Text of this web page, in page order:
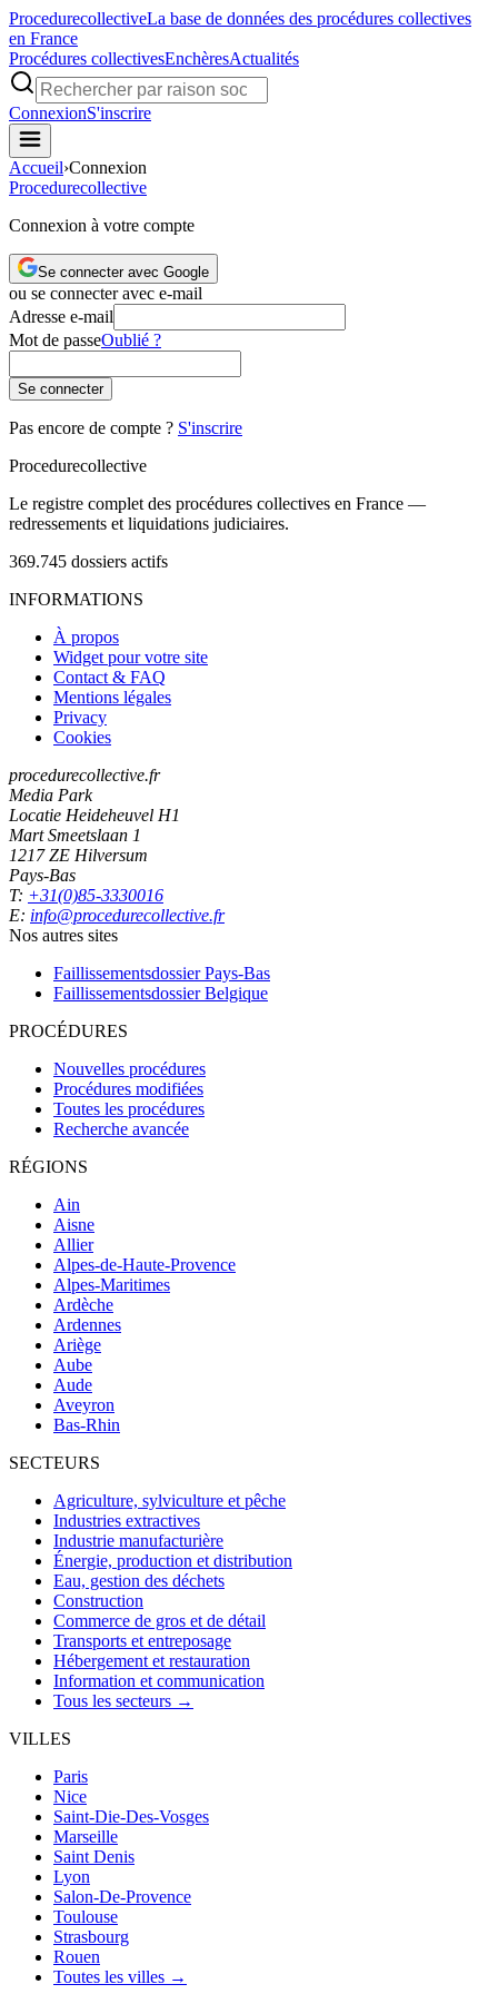
ProcedurecollectiveLa base de données des procédures collectives
en France
Procédures collectivesEnchèresActualités
ConnexionS'inscrire
Accueil›Connexion
Procedurecollective
Connexion à votre compte
Se connecter avec Google
ou se connecter avec e-mail
Adresse e-mail
Mot de passeOublié ?
Se connecter
Pas encore de compte ? S'inscrire
Procedurecollective
Le registre complet des procédures collectives en France —
redressements et liquidations judiciaires.
369.745 dossiers actifs
INFORMATIONS
À propos
Widget pour votre site
Contact & FAQ
Mentions légales
Privacy
Cookies
procedurecollective.fr
Media Park
Locatie Heideheuvel H1
Mart Smeetslaan 1
1217 ZE Hilversum
Pays-Bas
T: +31(0)85-3330016
E: info@procedurecollective.fr
Nos autres sites
Faillissementsdossier Pays-Bas
Faillissementsdossier Belgique
PROCÉDURES
Nouvelles procédures
Procédures modifiées
Toutes les procédures
Recherche avancée
RÉGIONS
Ain
Aisne
Allier
Alpes-de-Haute-Provence
Alpes-Maritimes
Ardèche
Ardennes
Ariège
Aube
Aude
Aveyron
Bas-Rhin
SECTEURS
Agriculture, sylviculture et pêche
Industries extractives
Industrie manufacturière
Énergie, production et distribution
Eau, gestion des déchets
Construction
Commerce de gros et de détail
Transports et entreposage
Hébergement et restauration
Information et communication
Tous les secteurs →
VILLES
Paris
Nice
Saint-Die-Des-Vosges
Marseille
Saint Denis
Lyon
Salon-De-Provence
Toulouse
Strasbourg
Rouen
Toutes les villes →